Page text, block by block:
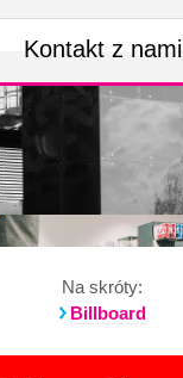
Kontakt z nami
Na skróty:
Billboard